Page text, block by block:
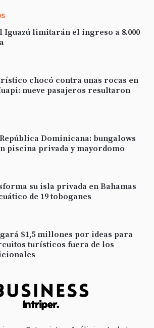
Iguazú limitarán el ingreso a 8.000
chocó contra unas rocas en
nueve pasajeros resultaron
Dominicana: bungalows
piscina privada y mayordomo
su isla privada en Bahamas
de 19 toboganes
$1,5 millones por ideas para
turísticos fuera de los